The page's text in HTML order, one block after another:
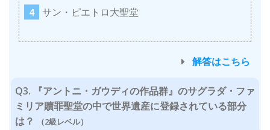
サン・ピエトロ大聖堂
解答はこちら
Q3. 『アントニ・ガウディの作品群』のサグラダ・ファ
ミリア贖罪聖堂の中で世界遺産に登録されている部分
は？
（2級レベル）